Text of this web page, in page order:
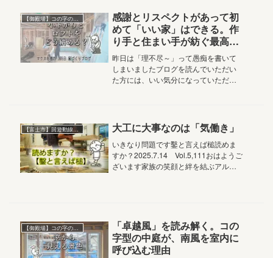
による陰謀です！…なわけあるかい！...
【御殿場】コの字の平屋
感謝とリスペクトがあって初
めて「いい家」はできる。作
り手と住まい手が紡ぐ最高の
パートナーシップ
昨日は「理不尽～」って愚痴を書いて
しまいましたブログを読んでいただい
た方には、いい気分になっていただき
尽～！』てシーンを思い出したので書
い...
【富士市】回遊動線のある家 大工に大事なのは「気働き」
いきなり問題です鑿と言えば槌読めま
すか？2025.7.14 Vol.5,111おはようご
ざいます家族の笑顔と絆を結ぶアルチ
【御殿場】コの字の平屋
「卓越風」を読み解く。コの
字型の中庭が、南風を室内に
呼び込む理由